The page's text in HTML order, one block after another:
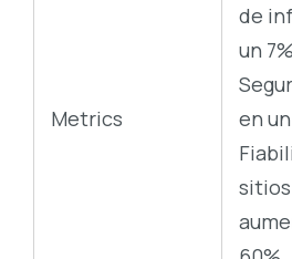
Metrics
de
un
en